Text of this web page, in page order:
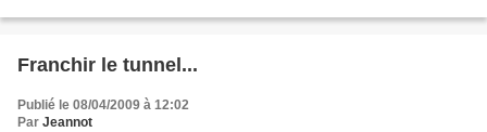
Franchir le tunnel...
Publié le 08/04/2009 à 12:02
Par Jeannot